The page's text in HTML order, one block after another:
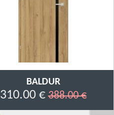
BALDUR
310.00 € 388.00 €